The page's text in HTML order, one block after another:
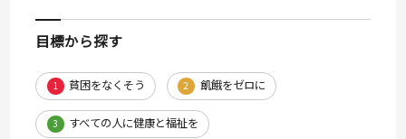
目標から探す
1 貧困をなくそう 2 飢餓をゼロに
3 すべての人に健康と福祉を